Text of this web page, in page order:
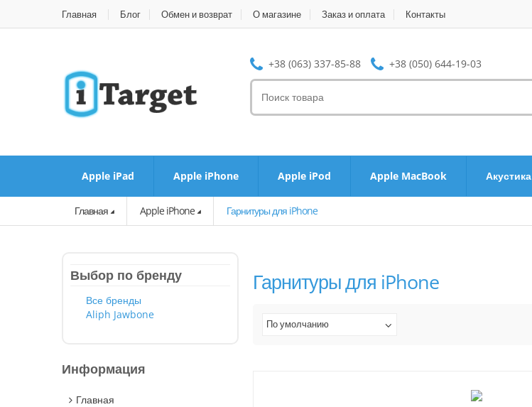
Главная Блог Обмен и возврат О магазине Заказ и оплата Контакты
+38 (063) 337-85-88 +38 (050) 644-19-03
Apple iPad Apple iPhone Apple iPod Apple MacBook Акустика
Главная Apple iPhone Гарнитуры для iPhone
Выбор по бренду
Все бренды
Aliph Jawbone
Информация
Главная
Гарнитуры для iPhone
По умолчанию